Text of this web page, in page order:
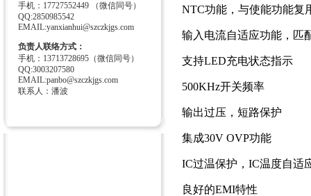
手机：17727552449 （微信同号）
QQ:2850985542
EMAIL:yanxianhui@szczkjgs.com
负责人联络方式：
手机：13713728695（微信同号）
QQ:3003207580
EMAIL:panbo@szczkjgs.com
联系人：潘波
NTC功能，与使能功能复
输入电流自适应功能，匹
支持LED充电状态指示
500KHz开关频率
输出过压，短路保护
集成30V OVP功能
IC过温保护，IC温度自适
良好的EMI特性